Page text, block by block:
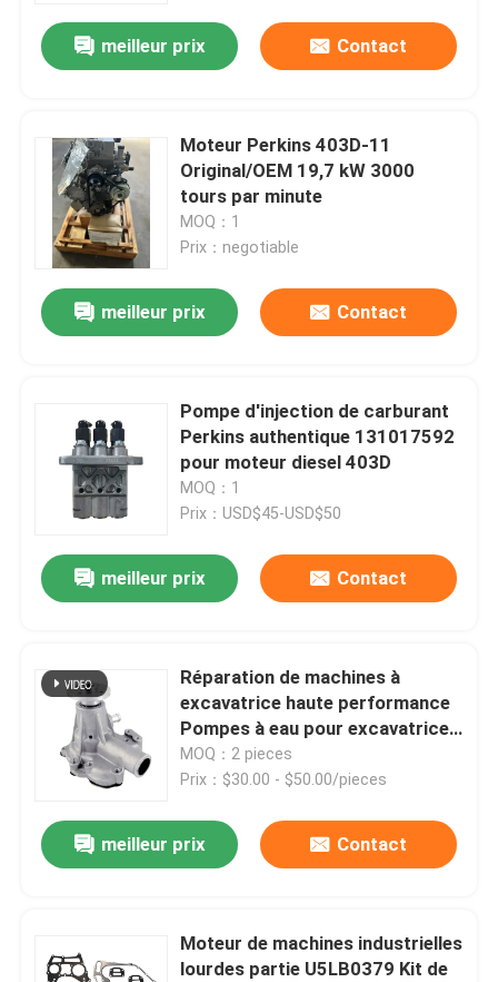
meilleur prix Contact
Moteur Perkins 403D-11
Original/OEM 19,7 kW 3000
tours par minute
MOQ：1
Prix：negotiable
meilleur prix Contact
Pompe d'injection de carburant
Perkins authentique 131017592
pour moteur diesel 403D
MOQ：1
Prix：USD$45-USD$50
meilleur prix Contact
Réparation de machines à
excavatrice haute performance
Pompes à eau pour excavatrice
Perkins Partie 145017730
MOQ：2 pieces
Prix：$30.00 - $50.00/pieces
meilleur prix Contact
Moteur de machines industrielles
lourdes partie U5LB0379 Kit de